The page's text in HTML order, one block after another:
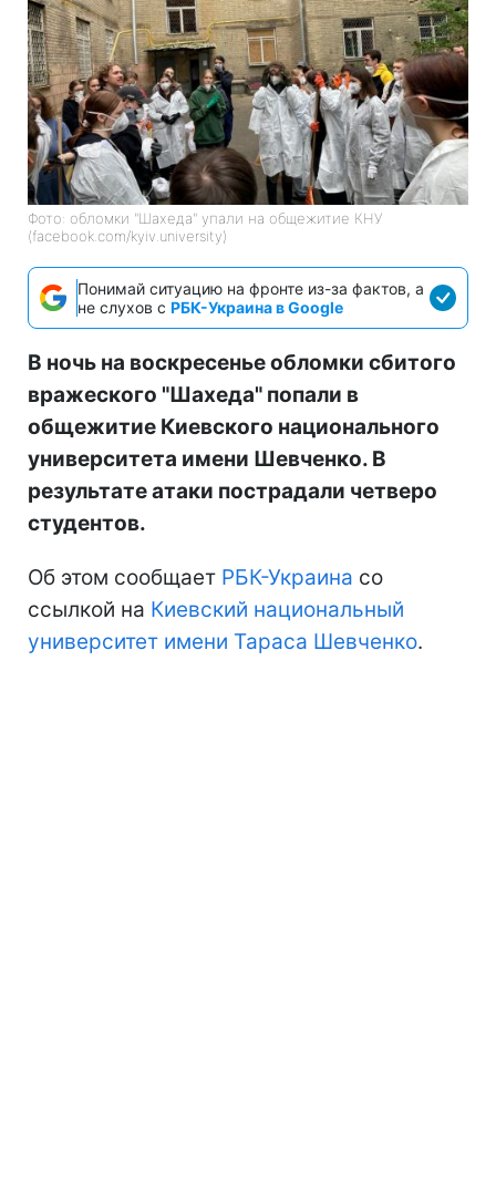
Фото: обломки "Шахеда" упали на общежитие КНУ
(facebook.com/kyiv.university)
Понимай ситуацию на фронте из-за фактов, а
не слухов с РБК-Украина в Google
В ночь на воскресенье обломки сбитого
вражеского "Шахеда" попали в
общежитие Киевского национального
университета имени Шевченко. В
результате атаки пострадали четверо
студентов.
Об этом сообщает РБК-Украина со
ссылкой на Киевский национальный
университет имени Тараса Шевченко.